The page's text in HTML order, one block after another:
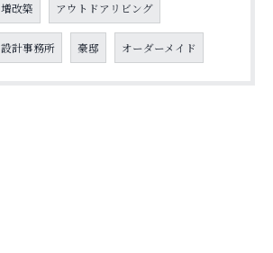
増改築 アウトドアリビング
設計事務所 豪邸 オーダーメイド